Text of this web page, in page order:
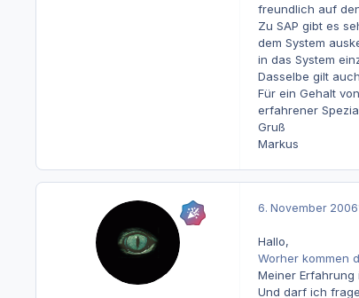
freundlich auf
Zu SAP gibt es
dem System
in das System
Dasselbe gilt
Für ein Gehalt
erfahrener
Gruß
Markus
6. November 2006
Hallo,
Worher kommen
Meiner Erfahrung
Und darf ich